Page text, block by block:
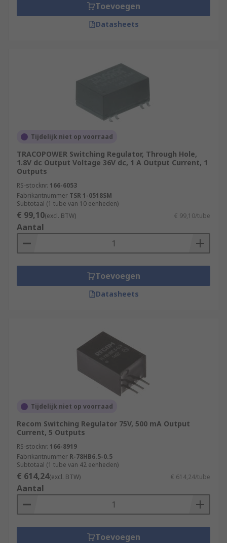
Toevoegen
Datasheets
Tijdelijk niet op voorraad
TRACOPOWER Switching Regulator, Through Hole,
1.8V dc Output Voltage 36V dc, 1 A Output Current, 1
Outputs
RS-stocknr. 166-6053
Fabrikantnummer TSR 1-0518SM
Subtotaal (1 tube van 10 eenheden)
€ 99,10(excl. BTW) € 99,10/tube
Aantal
Toevoegen
Datasheets
Tijdelijk niet op voorraad
Recom Switching Regulator 75V, 500 mA Output
Current, 5 Outputs
RS-stocknr. 166-8919
Fabrikantnummer R-78HB6.5-0.5
Subtotaal (1 tube van 42 eenheden)
€ 614,24(excl. BTW) € 614,24/tube
Aantal
Toevoegen